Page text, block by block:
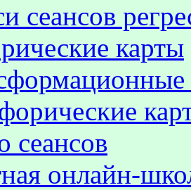
сеансов
карты
сеансов
онлайн-